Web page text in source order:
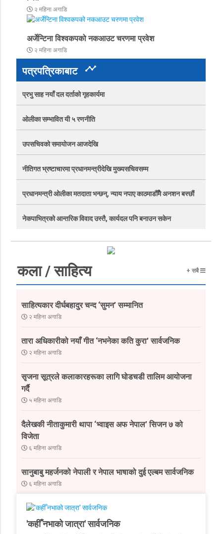
२ महिना अगाडि
अर्जेन्टिना विश्वकपको नकआउट चरणमा प्रवेश
२ महिना अगाडि
पत्रपत्रिकाबाट timeline
प्रभु साह नयाँ दल दर्ताको गृहकार्यमा
ओलीका सम्भावित यी ५ रणनीति
उपसचिवको समायोजन आजदेखि
नीतिगत भ्रष्टाचारमा प्रधानमन्त्रीदेखि मुख्यसचिवसम्म
प्रधानमन्त्री ओलीका मतदाता भन्छन्, न्याय नपाए काठमाडौँमै अनशन बस्छौं
नेकपाभित्रको आन्तरिक विवाद उस्तै, कार्यदल पनि बनाउन सकेन
कला / साहित्य + सबै
साहित्यकार दीर्घबहादुर चन्द ‘सुमन’ सम्मानित
२ महिना अगाडि
तारा अधिकारीको नयाँ गीत ‘नभनेका कति कुरा’ सार्वजनिक
२ महिना अगाडि
सृजना सूत्रले कलाकारहरूका लागि घोडचडी तालिम आयोजना
गर्दै
५ महिना अगाडि
दैलेखकी नीताकुमारी थापा ‘भ्वाइस अफ नेपाल’ सिजन ७ को
विजेता
६ महिना अगाडि
सानुबाबु महर्जनको नेपाली र नेपाल भाषाको दुई एल्बम सार्वजनिक
६ महिना अगाडि
'कहीँ नभाको जात्रा' सार्वजनिक